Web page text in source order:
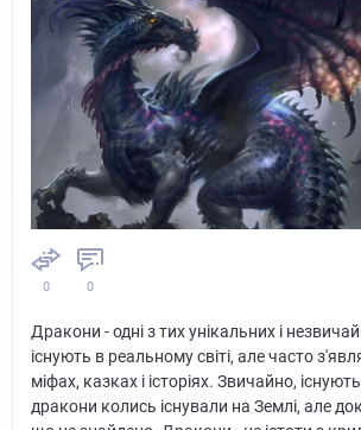
0 0
Дракони - одні з тих унікальних і
існують в реальному світі, але часто
міфах, казках і історіях. Звичайно,
дракони колись існували на Землі, але